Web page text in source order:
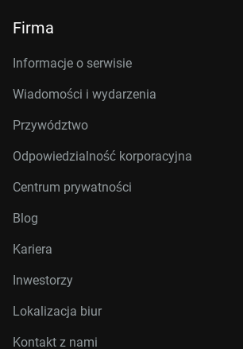
Firma
Informacje o serwisie
Wiadomości i wydarzenia
Przywództwo
Odpowiedzialność korporacyjna
Centrum prywatności
Blog
Kariera
Inwestorzy
Lokalizacja biur
Kontakt z nami